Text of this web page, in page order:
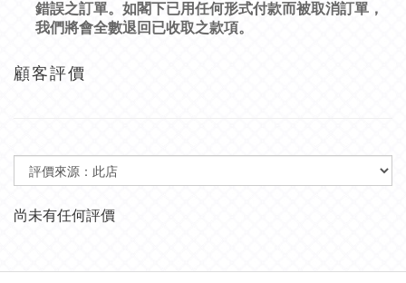
錯誤之訂單。如閣下已用任何形式付款而被取消訂單，
我們將會全數退回已收取之款項。
顧客評價
尚未有任何評價